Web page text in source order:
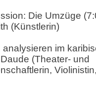
Die Umzüge
(Künstlerin)
analysieren im
(Theater- und